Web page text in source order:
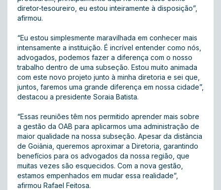
diretor-tesoureiro, eu estou inteiramente à disposição”,
afirmou.
“Eu estou simplesmente maravilhada em conhecer mais
intensamente a instituição. É incrível entender como nós,
advogados, podemos fazer a diferença com o nosso
trabalho dentro de uma subseção. Estou muito animada
com este novo projeto junto à minha diretoria e sei que,
juntos, faremos uma grande diferença em nossa cidade”,
destacou a presidente Soraia Batista.
“Essas reuniões têm nos permitido aprender mais sobre
a gestão da OAB para aplicarmos uma administração de
maior qualidade na nossa subseção. Apesar da distância
de Goiânia, queremos aproximar a Diretoria, garantindo
benefícios para os advogados da nossa região, que
muitas vezes são esquecidos. Com a nova gestão,
estamos empenhados em mudar essa realidade”,
afirmou Rafael Feitosa.